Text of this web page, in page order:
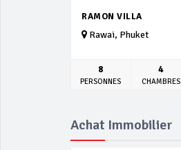
RAMON VILLA
Rawai, Phuket
8
PERSONNES
4
CHAMBRES
Achat Immobilier